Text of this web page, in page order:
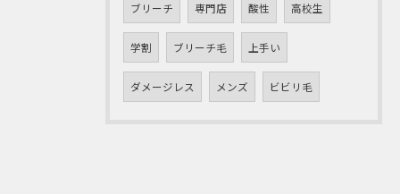
ブリーチ 専門店 酸性 高校生
学割 ブリーチ毛 上手い
ダメージレス メンズ ビビリ毛